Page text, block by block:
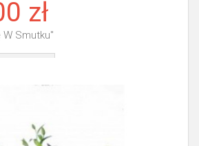
zł
Smutku"